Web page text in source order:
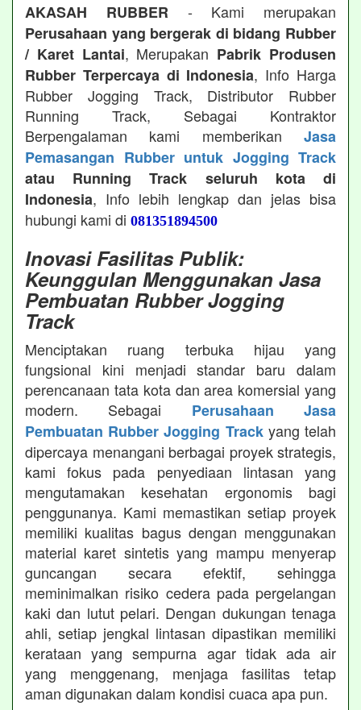
AKASAH RUBBER - Kami merupakan
Perusahaan yang bergerak di bidang Rubber
/ Karet Lantai, Merupakan Pabrik Produsen
Rubber Terpercaya di Indonesia, Info Harga
Rubber Jogging Track, Distributor Rubber
Running Track, Sebagai Kontraktor
Berpengalaman kami memberikan Jasa
Pemasangan Rubber untuk Jogging Track
atau Running Track seluruh kota di
Indonesia, Info lebih lengkap dan jelas bisa
hubungi kami di 081351894500
Inovasi Fasilitas Publik:
Keunggulan Menggunakan Jasa
Pembuatan Rubber Jogging
Track
Menciptakan ruang terbuka hijau yang
fungsional kini menjadi standar baru dalam
perencanaan tata kota dan area komersial yang
modern. Sebagai Perusahaan Jasa
Pembuatan Rubber Jogging Trackyang telah
dipercaya menangani berbagai proyek strategis,
kami fokus pada penyediaan lintasan yang
mengutamakan kesehatan ergonomis bagi
penggunanya. Kami memastikan setiap proyek
memiliki kualitas bagus dengan menggunakan
material karet sintetis yang mampu menyerap
guncangan secara efektif, sehingga
meminimalkan risiko cedera pada pergelangan
kaki dan lutut pelari. Dengan dukungan tenaga
ahli, setiap jengkal lintasan dipastikan memiliki
kerataan yang sempurna agar tidak ada air
yang menggenang, menjaga fasilitas tetap
aman digunakan dalam kondisi cuaca apa pun.